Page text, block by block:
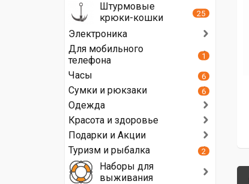
Штурмовые
крюки-кошки
25
Электроника
Для мобильного
телефона
1
Часы 6
Сумки и рюкзаки 6
Одежда
Красота и здоровье
Подарки и Акции
Туризм и рыбалка
2
Наборы для
выживания